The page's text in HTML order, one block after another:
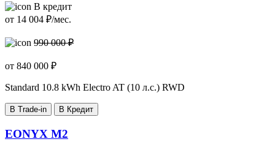
В кредит
от 14 004 ₽/мес.
990 000 ₽
от 840 000 ₽
Standard 10.8 kWh Electro AT (10 л.с.) RWD
В Trade-in В Кредит
EONYX M2